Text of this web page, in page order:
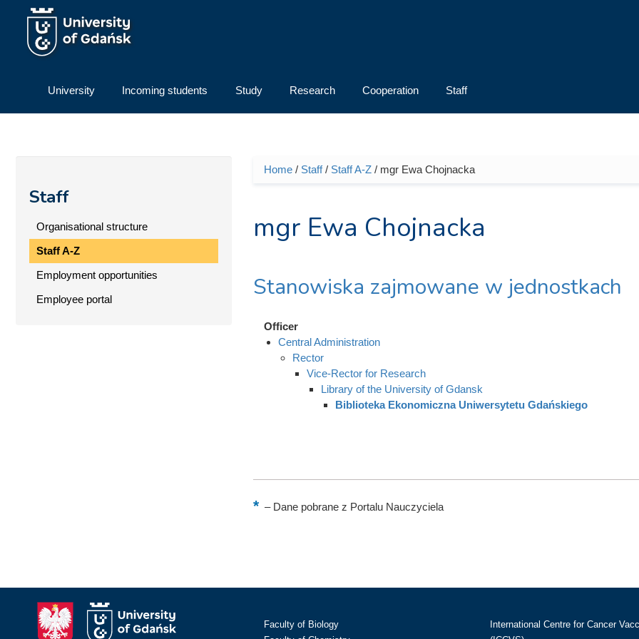
Skip to main content
University Incoming students Study Research Cooperation Staff
Staff
Organisational structure
Staff A-Z
Employment opportunities
Employee portal
You are here
Home/ Staff/ Staff A-Z/ mgr Ewa Chojnacka
mgr Ewa Chojnacka
Stanowiska zajmowane w jednostkach
Officer
Central Administration
Rector
Vice-Rector for Research
Library of the University of Gdansk
Biblioteka Ekonomiczna Uniwersytetu Gdańskiego
–Dane pobrane z Portalu Nauczyciela
Faculty of Biology
International Centre for Cancer